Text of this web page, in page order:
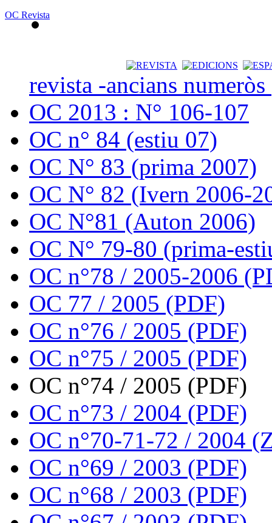
OC Revista
revista -ancians
OC 2013 : N° 106-107
OC n° 84 (estiu 07)
OC N° 83 (prima 2007)
OC N° 82 (Ivern 2006-
OC N°81 (Auton 2006)
OC N° 79-80 (prima-
OC n°78 / 2005-2006
OC 77 / 2005 (PDF)
OC n°76 / 2005 (PDF)
OC n°75 / 2005 (PDF)
OC n°74 / 2005 (PDF)
OC n°73 / 2004 (PDF)
OC n°70-71-72 / 2004
OC n°69 / 2003 (PDF)
OC n°68 / 2003 (PDF)